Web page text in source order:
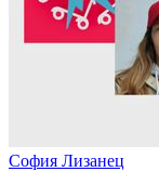
София Лизанец